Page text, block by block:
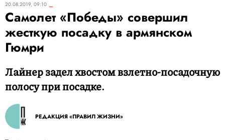
20.08.2019, 09:10
Самолет «Победы» совершил
жесткую посадку в армянском
Гюмри
Лайнер задел хвостом взлетно-посадочную
полосу при посадке.
РЕДАКЦИЯ «ПРАВИЛ ЖИЗНИ»